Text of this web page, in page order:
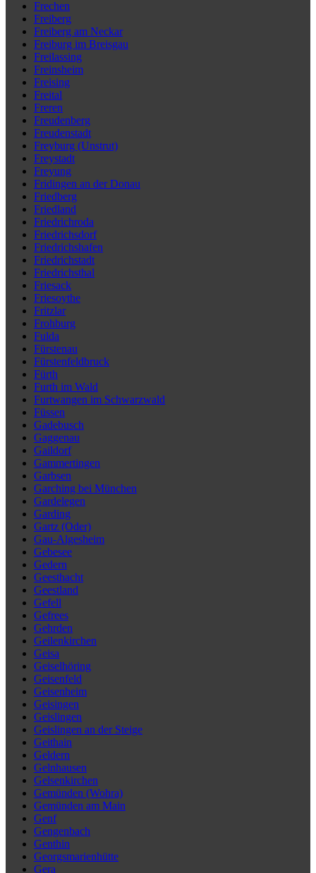
Frechen
Freiberg
Freiberg am Neckar
Freiburg im Breisgau
Freilassing
Freinsheim
Freising
Freital
Freren
Freudenberg
Freudenstadt
Freyburg (Unstrut)
Freystadt
Freyung
Fridingen an der Donau
Friedberg
Friedland
Friedrichroda
Friedrichsdorf
Friedrichshafen
Friedrichstadt
Friedrichsthal
Friesack
Friesoythe
Fritzlar
Frohburg
Fulda
Fürstenau
Fürstenfeldbruck
Fürth
Furth im Wald
Furtwangen im Schwarzwald
Füssen
Gadebusch
Gaggenau
Gaildorf
Gammertingen
Garbsen
Garching bei München
Gardelegen
Garding
Gartz (Oder)
Gau-Algesheim
Gebesee
Gedern
Geesthacht
Geestland
Gefell
Gefrees
Gehrden
Geilenkirchen
Geisa
Geiselhöring
Geisenfeld
Geisenheim
Geisingen
Geislingen
Geislingen an der Steige
Geithain
Geldern
Gelnhausen
Gelsenkirchen
Gemünden (Wohra)
Gemünden am Main
Genf
Gengenbach
Genthin
Georgsmarienhütte
Gera